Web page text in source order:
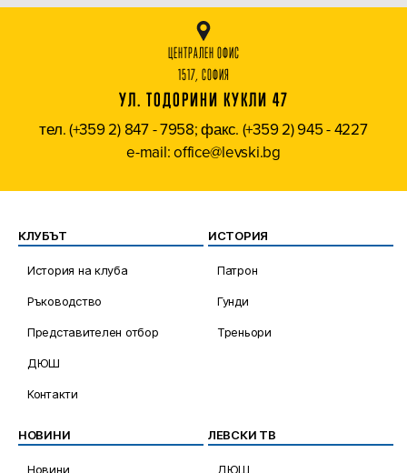
ЦЕНТРАЛЕН ОФИС
1517, СОФИЯ
УЛ. ТОДОРИНИ КУКЛИ 47
тел. (+359 2) 847 - 7958; факс. (+359 2) 945 - 4227
e-mail: office@levski.bg
КЛУБЪТ
История на клуба
Ръководство
Представителен отбор
ДЮШ
Контакти
ИСТОРИЯ
Патрон
Гунди
Треньори
НОВИНИ
Новини
ЛЕВСКИ ТВ
ДЮШ